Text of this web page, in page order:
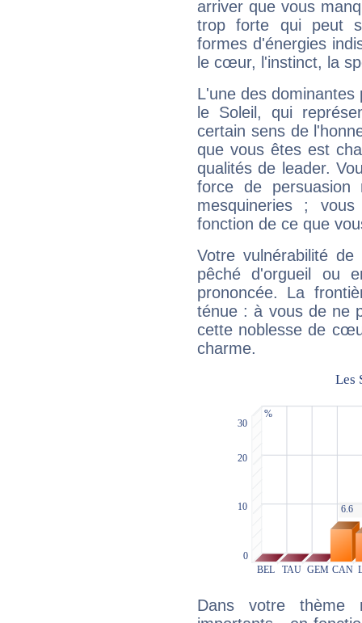
arriver que vous
trop forte qui peut
formes d'énergies
le cœur, l'instinct, la
L'une des
le Soleil, qui
certain sens de
que vous êtes est
qualités de leader.
force de
mesquineries ;
fonction de ce que
Votre vulnérabilité
pêché d'orgueil ou
prononcée. La
ténue : à vous de ne
cette noblesse de
charme.
Dans votre thème